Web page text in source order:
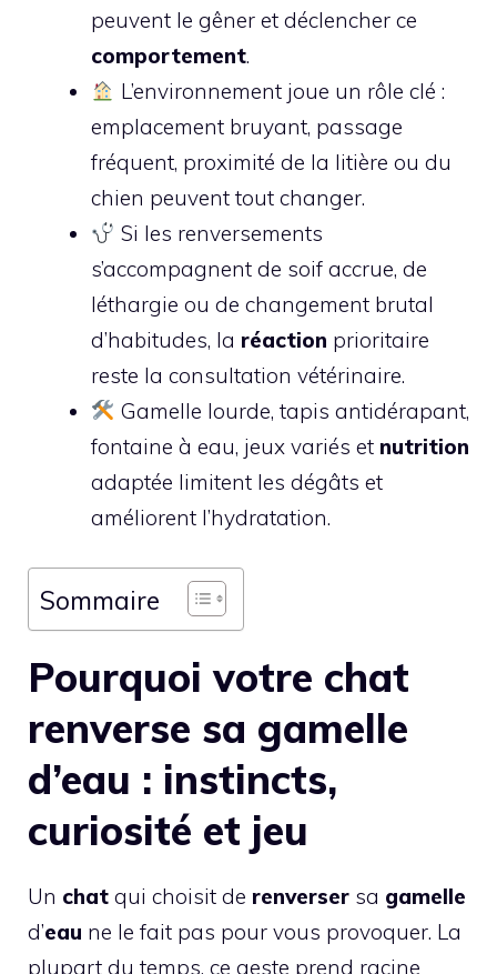
peuvent le gêner et déclencher ce
comportement.
L’environnement joue un rôle clé :
emplacement bruyant, passage
fréquent, proximité de la litière ou du
chien peuvent tout changer.
Si les renversements
s’accompagnent de soif accrue, de
léthargie ou de changement brutal
d’habitudes, la réaction prioritaire
reste la consultation vétérinaire.
Gamelle lourde, tapis antidérapant,
fontaine à eau, jeux variés et nutrition
adaptée limitent les dégâts et
améliorent l’hydratation.
Sommaire
Pourquoi votre chat
renverse sa gamelle
d’eau : instincts,
curiosité et jeu
Un chat qui choisit de renverser sa gamelle
d’eau ne le fait pas pour vous provoquer. La
plupart du temps, ce geste prend racine